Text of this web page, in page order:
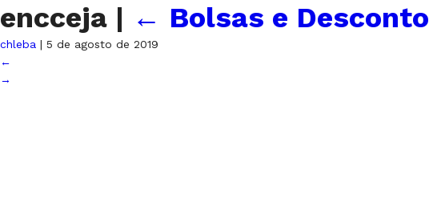
encceja | ← Bolsas e
chleba | 5 de agosto de 2019
←
→